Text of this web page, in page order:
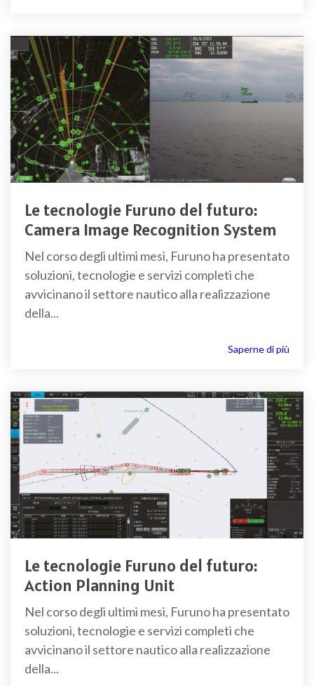
Le tecnologie Furuno del futuro:
Camera Image Recognition System
Nel corso degli ultimi mesi, Furuno ha presentato
soluzioni, tecnologie e servizi completi che
avvicinano il settore nautico alla realizzazione
della...
Saperne di più
Le tecnologie Furuno del futuro:
Action Planning Unit
Nel corso degli ultimi mesi, Furuno ha presentato
soluzioni, tecnologie e servizi completi che
avvicinano il settore nautico alla realizzazione
della...